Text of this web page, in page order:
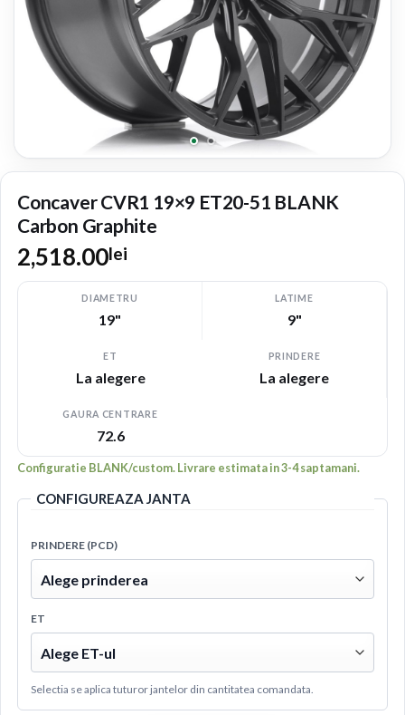
Concaver CVR1 19×9 ET20-51 BLANK
Carbon Graphite
2,518.00lei
DIAMETRU
19"
LATIME
9"
ET
La alegere
PRINDERE
La alegere
GAURA CENTRARE
72.6
Configuratie BLANK/custom. Livrare estimata in 3-4 saptamani.
CONFIGUREAZA JANTA
PRINDERE (PCD)
ET
Selectia se aplica tuturor jantelor din cantitatea comandata.